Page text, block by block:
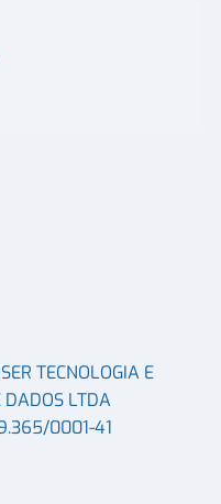
TECNOLOGIA E
DADOS LTDA
0001-41